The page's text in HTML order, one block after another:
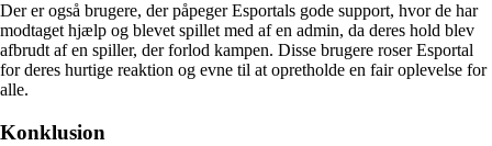
Der er også brugere, der påpeger Esportals gode support, hvor de har
modtaget hjælp og blevet spillet med af en admin, da deres hold blev
afbrudt af en spiller, der forlod kampen. Disse brugere roser Esportal
for deres hurtige reaktion og evne til at opretholde en fair oplevelse for
alle.
Konklusion